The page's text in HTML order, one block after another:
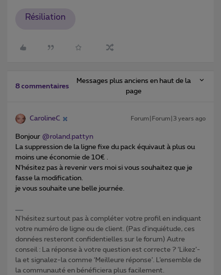
Résiliation
8 commentaires
Messages plus anciens en haut de la
page
CarolineC Forum|Forum|3 years ago
Bonjour @roland.pattyn
La suppression de la ligne fixe du pack équivaut à plus ou
moins une économie de 10€ .
N’hésitez pas à revenir vers moi si vous souhaitez que je
fasse la modification.
je vous souhaite une belle journée.
N'hésitez surtout pas à compléter votre profil en indiquant
votre numéro de ligne ou de client. (Pas d'inquiétude, ces
données resteront confidentielles sur le forum) Autre
conseil : La réponse à votre question est correcte ? ‘Likez’-
la et signalez-la comme ‘Meilleure réponse’. L’ensemble de
la communauté en bénéficiera plus facilement.